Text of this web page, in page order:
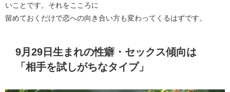
いことです。それをこころに
留めておくだけで恋への向き合い方も変わってくるはずです。
9月29日生まれの性癖・セックス傾向は
「相手を試しがちなタイプ」